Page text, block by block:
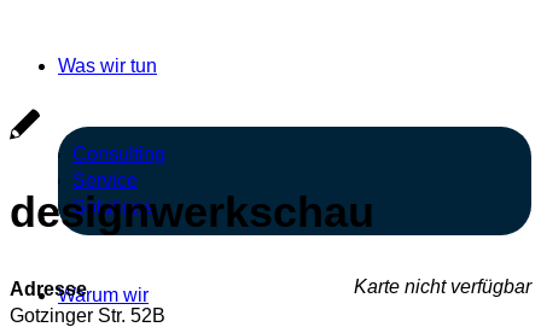
Was wir tun
Consulting
Service
Solutions
Warum wir
designwerkschau
Karte nicht verfügbar
Adresse
Gotzinger Str. 52B